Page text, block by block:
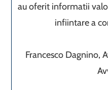
au oferit informatii
infiintare a
Francesco Dagnino,